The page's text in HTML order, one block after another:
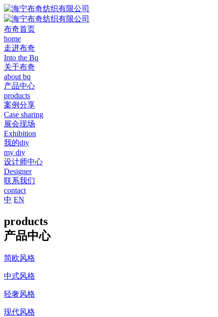
布奇首页
home
走进布奇
Into the Bq
关于布奇
about bq
产品中心
products
案例分享
Case sharing
展会现场
Exhibition
我的diy
my diy
设计师中心
Designer
联系我们
contact
中 EN
products
产品中心
简欧风格
中式风格
轻奢风格
现代风格